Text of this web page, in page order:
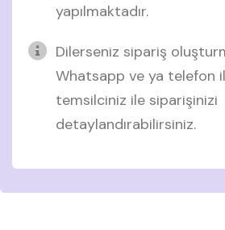
yapılmaktadır.
Dilerseniz sipariş
Whatsapp ve ya telefon
temsilciniz ile siparişinizi
detaylandırabilirsiniz.